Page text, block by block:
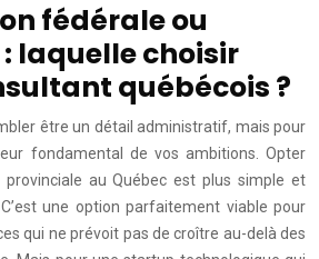
fédérale ou
laquelle choisir
québécois ?
être un détail administratif, mais pour
fondamental de vos ambitions. Opter
au Québec est plus simple et
une option parfaitement viable pour
qui ne prévoit pas de croître au-delà des